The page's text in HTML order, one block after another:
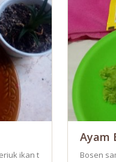
nasi hangat.
dipinggir jalan dan
ikan teri sangat kontras
Ayam
Bosen